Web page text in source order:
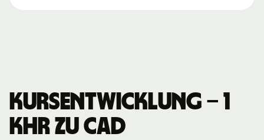
Kursentwicklung – 1
KHR zu CAD